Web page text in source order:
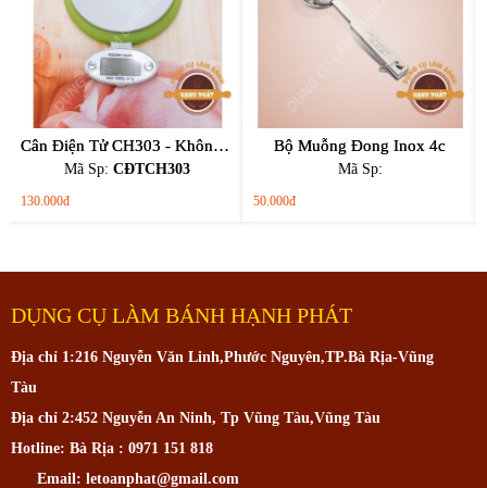
Cân Điện Tử CH303 - Không Đổi Trả - Không Bảo Hành
Mã Sp: CĐTCH303
130.000đ
Bộ Muỗng Đong Inox 4c
Mã Sp:
50.000đ
DỤNG CỤ LÀM BÁNH HẠNH PHÁT
Địa chỉ 1:216 Nguyễn Văn Linh,Phước Nguyên,TP.Bà Rịa-Vũng
Tàu
Địa chỉ 2:452 Nguyễn An Ninh, Tp Vũng Tàu,Vũng Tàu
Hotline: Bà Rịa : 0971 151 818
Email: letoanphat@gmail.com